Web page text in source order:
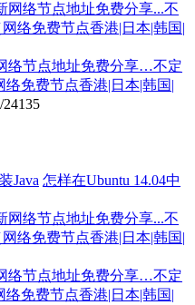
络节点地址免费分享…不定
免费节点香港|日本|韩国|
24135
怎样在Ubuntu 14.04中
络节点地址免费分享…不定
免费节点香港|日本|韩国|